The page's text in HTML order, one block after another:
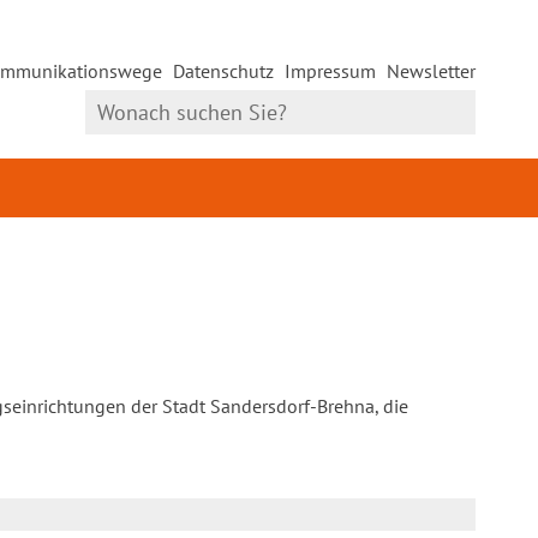
Datenschutz Impressum Newsletter
der Stadt Sandersdorf-Brehna, die